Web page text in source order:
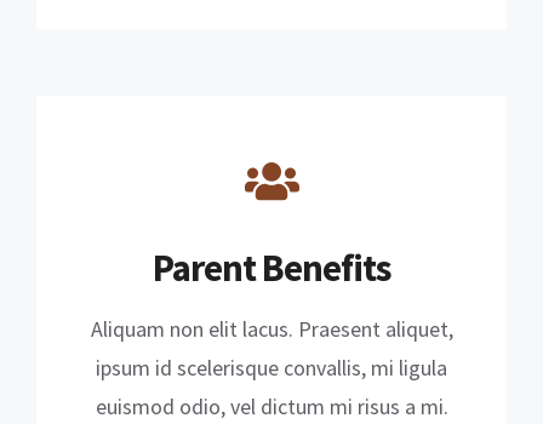
Parent Benefits
Aliquam non elit lacus. Praesent aliquet,
ipsum id scelerisque convallis, mi ligula
euismod odio, vel dictum mi risus a mi.